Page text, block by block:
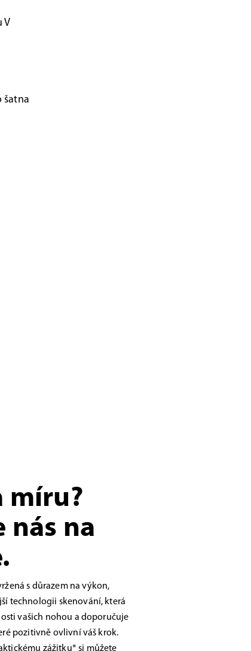
V
šatna
míru?
nás na
s důrazem na výkon,
technologii skenování, která
vašich nohou a doporučuje
pozitivně ovlivní váš krok.
zážitku* si můžete